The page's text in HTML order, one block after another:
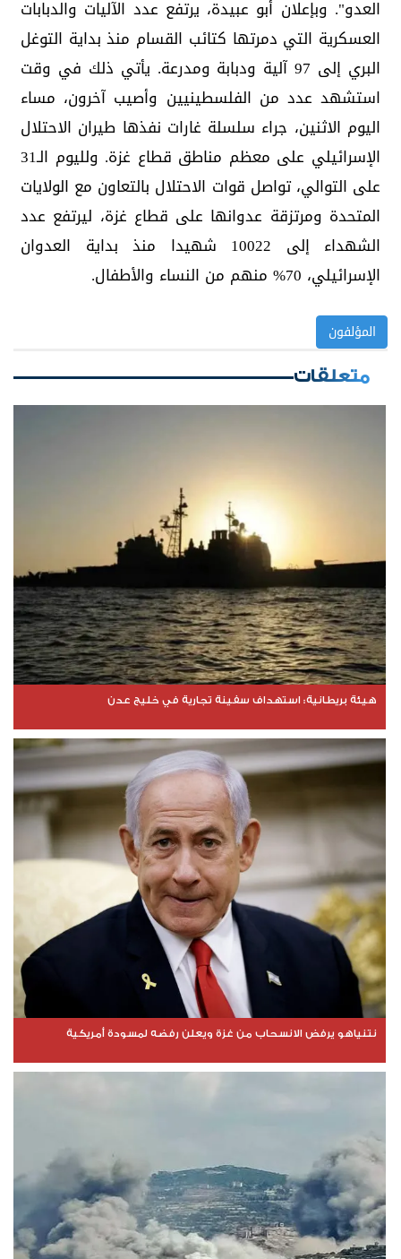
العدو". وبإعلان أبو عبيدة، يرتفع عدد الآليات والدبابات
العسكرية التي دمرتها كتائب القسام منذ بداية التوغل
البري إلى 97 آلية ودبابة ومدرعة. يأتي ذلك في وقت
استشهد عدد من الفلسطينيين وأصيب آخرون، مساء
اليوم الاثنين، جراء سلسلة غارات نفذها طيران الاحتلال
الإسرائيلي على معظم مناطق قطاع غزة. ولليوم الـ31
على التوالي، تواصل قوات الاحتلال بالتعاون مع الولايات
المتحدة ومرتزقة عدوانها على قطاع غزة، ليرتفع عدد
الشهداء إلى 10022 شهيدا منذ بداية العدوان
الإسرائيلي، 70% منهم من النساء والأطفال.
المؤلفون
متعلقات
هيئة بريطانية: استهداف سفينة تجارية في خليج عدن
نتنياهو يرفض الانسحاب من غزة ويعلن رفضه لمسودة أمريكية